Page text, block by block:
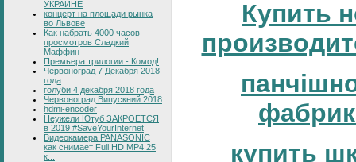
УКРАИНЕ
концерт на площади рынка
во Львове
Как набрать 4000 часов
просмотров Сладкий
Маффин
Премьера трилогии - Комод!
Червоноград 7 Декабря 2018
года
голуби 4 декабря 2018 года
Червоноград Випускний 2018
hdmi-encoder
Неужели Ютуб ЗАКРОЕТСЯ
в 2019 #SaveYourInternet
Видеокамера PANASONIC
как снимает Full HD MP4 25
к...
Купить
купить